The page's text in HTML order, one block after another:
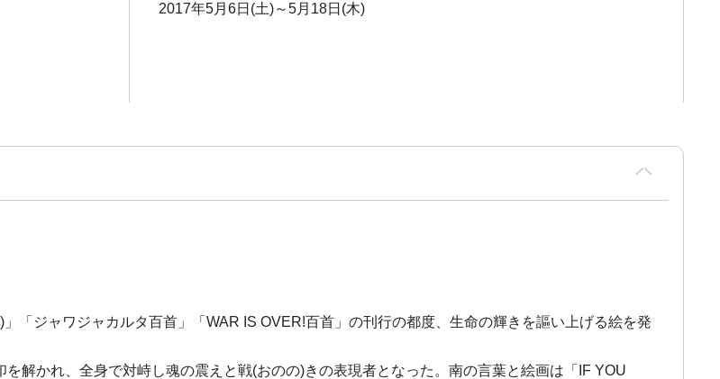
2017年5月6日(土)～5月18日(木)
「ジャワジャカルタ百首」「WAR IS OVER!百首」の刊行の都度、生命の輝きを謳い上げる絵を発
解かれ、全身で対峙し魂の震えと戦(おのの)きの表現者となった。南の言葉と絵画は「IF YOU